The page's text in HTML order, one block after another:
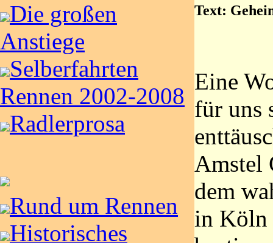
Die großen
Anstiege
Selberfahrten
Rennen 2002-2008
Radlerprosa
Rund um Rennen
Historisches
Text:
Eine
für uns
Amstel
dem
in Köln